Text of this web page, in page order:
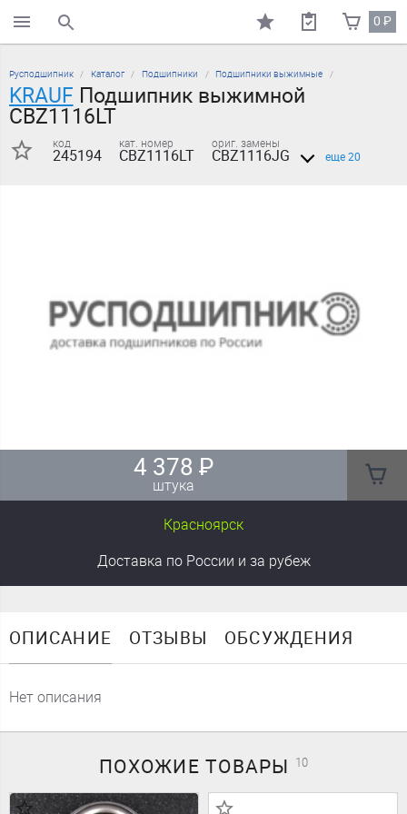
поиск по каталогу 0₽
Русподшипник Каталог Подшипники Подшипники выжимные
KRAUF Подшипник выжимной
CBZ1116LT
код
245194
кат. номер
CBZ1116LT
ориг. замены
CBZ1116JG еще 20
4 378 ₽
штука
Красноярск
Доставка по России и за рубеж
ОПИСАНИЕ ОТЗЫВЫ ОБСУЖДЕНИЯ
Нет описания
ПОХОЖИЕТОВАРЫ 10